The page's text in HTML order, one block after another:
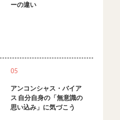
ーの違い
05
アンコンシャス・バイア
ス 自分自身の「無意識の
思い込み」に気づこう